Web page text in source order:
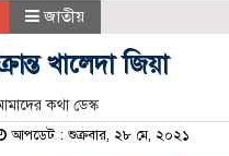
জাতীয়
খালেদা জিয়া
কথা ডেস্ক
আপডেট : শুক্রবার, ২৮ মে, ২০২১